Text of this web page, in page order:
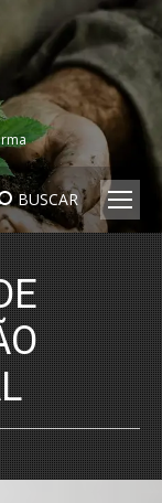
BUSCAR